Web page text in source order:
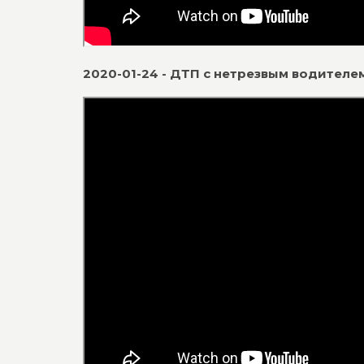
2020-01-24 - ДТП с нетрезвым